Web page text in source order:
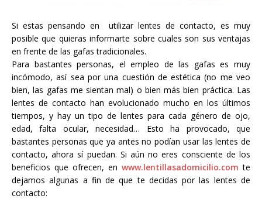
Si estas pensando en utilizar lentes de contacto, es muy
posible que quieras informarte sobre cuales son sus ventajas
en frente de las gafas tradicionales.
Para bastantes personas, el empleo de las gafas es muy
incómodo, así sea por una cuestión de estética (no me veo
bien, las gafas me sientan mal) o bien más bien práctica. Las
lentes de contacto han evolucionado mucho en los últimos
tiempos, y hay un tipo de lentes para cada género de ojo,
edad, falta ocular, necesidad… Esto ha provocado, que
bastantes personas que ya antes no podían usar las lentes de
contacto, ahora sí puedan. Si aún no eres consciente de los
beneficios que ofrecen, en www.lentillasadomicilio.com te
dejamos algunas a fin de que te decidas por las lentes de
contacto: